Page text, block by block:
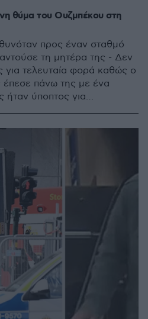
θύμα του Ουζμπέκου στη
προς έναν σταθμό
τη μητέρα της - Δεν
για τελευταία φορά καθώς ο
πάνω της με ένα
ύποπτος για